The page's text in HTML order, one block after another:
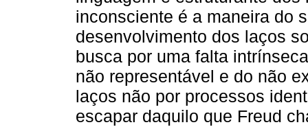
inconsciente é a maneira do
desenvolvimento dos laços
busca por uma falta
não representável e do não
laços não por processos
escapar daquilo que Freud